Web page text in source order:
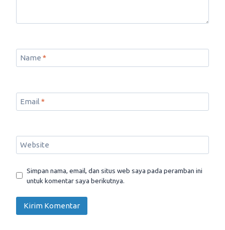
Name *
Email *
Website
Simpan nama, email, dan situs web saya pada peramban ini
untuk komentar saya berikutnya.